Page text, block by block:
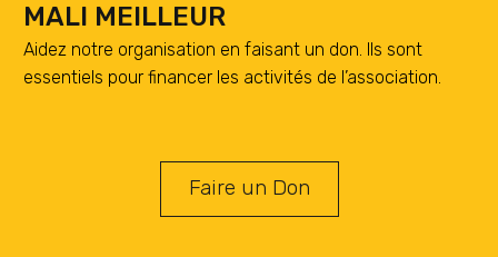
MALI MEILLEUR
Aidez notre organisation en faisant un don. Ils sont
essentiels pour financer les activités de l’association.
Faire un Don